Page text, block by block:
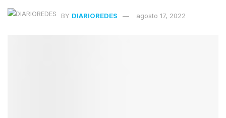
BY DIARIOREDES agosto 17, 2022